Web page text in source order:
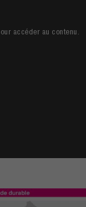
accéder au contenu.